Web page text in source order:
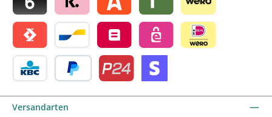
Blik by mollieKlarna by mollieAlma by mollieRiverty by mollie
Wero
Satispay by mollieBancontact by mollie
Belfius by mollieeps by mollie
Versandarten